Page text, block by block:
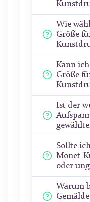
Wie
Größe
Kann
Größe
Ist der
Sollte
Monet-
oder
Warum